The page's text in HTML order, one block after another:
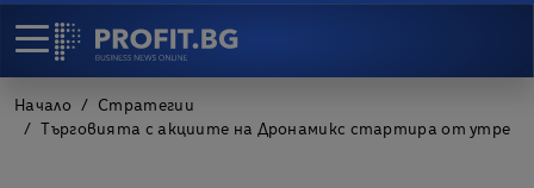
Начало
Стратегии
Търговията с акциите на Дронамикс стартира от утре